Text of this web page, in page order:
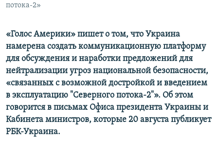
потока-2»
«Голос Америки» пишет о том, что Украина
намерена создать коммуникационную платформу
для обсуждения и наработки предложений для
нейтрализации угроз национальной безопасности,
«связанных с возможной достройкой и введением
в эксплуатацию "Северного потока-2"». Об этом
говорится в письмах Офиса президента Украины и
Кабинета министров, которые 20 августа публикует
РБК-Украина.